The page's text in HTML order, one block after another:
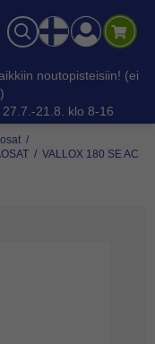
noutopisteisiin! (ei
21.8. klo 8-16
/
/ VALLOX 180 SE AC